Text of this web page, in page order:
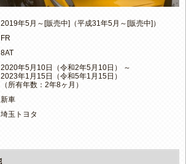
2019年5月～[販売中]（平成31年5月～[販売中]）
FR
8AT
2020年5月10日（令和2年5月10日） ～
2023年1月15日（令和5年1月15日）
（所有年数：2年8ヶ月）
新車
埼玉トヨタ